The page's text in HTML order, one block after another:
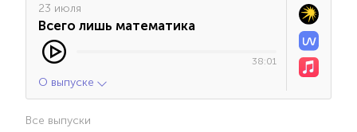
23 июля
Всего лишь математика
38:01
О выпуске
Все выпуски